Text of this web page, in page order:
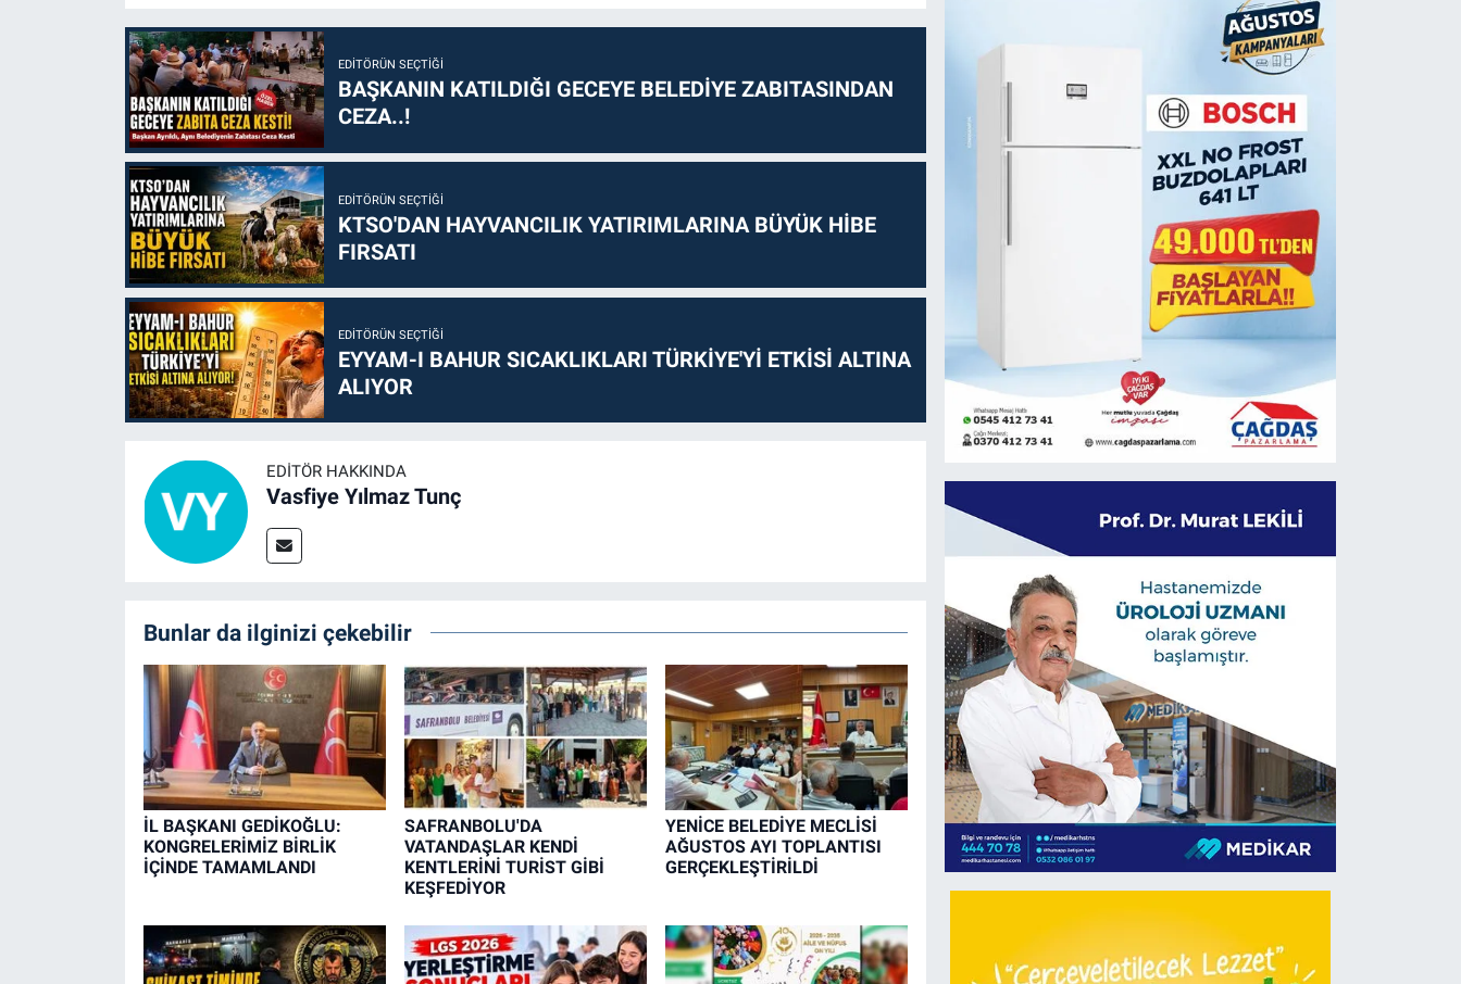
EDITÖRÜN SEÇTIĞI
BAŞKANIN KATILDIĞI GECEYE BELEDİYE ZABITASINDAN
CEZA..!
EDITÖRÜN SEÇTIĞI
KTSO'DAN HAYVANCILIK YATIRIMLARINA BÜYÜK HİBE
FIRSATI
EDITÖRÜN SEÇTIĞI
EYYAM-I BAHUR SICAKLIKLARI TÜRKİYE'Yİ ETKİSİ ALTINA
ALIYOR
EDITÖR HAKKINDA
Vasfiye Yılmaz Tunç
Bunlar da ilginizi çekebilir
İL BAŞKANI GEDİKOĞLU:
KONGRELERİMİZ BİRLİK
İÇİNDE TAMAMLANDI
SAFRANBOLU'DA
VATANDAŞLAR KENDİ
KENTLERİNİ TURİST GİBİ
KEŞFEDİYOR
YENİCE BELEDİYE MECLİSİ
AĞUSTOS AYI TOPLANTISI
GERÇEKLEŞTİRİLDİ